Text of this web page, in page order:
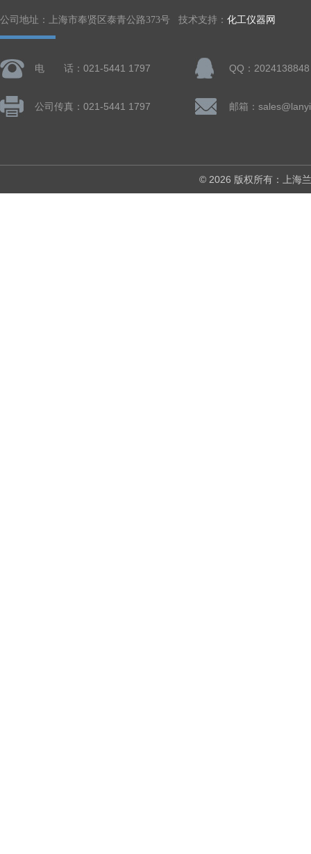
公司地址：上海市奉贤区泰青公路373号 技术支持： 化工仪器网
电 话：021-5441 1797 QQ：2024138848
公司传真：021-5441 1797 邮箱：
© 2026 版权所有：上海